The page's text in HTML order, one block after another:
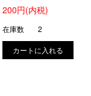
SRL)
200円(内税)
在庫数 2